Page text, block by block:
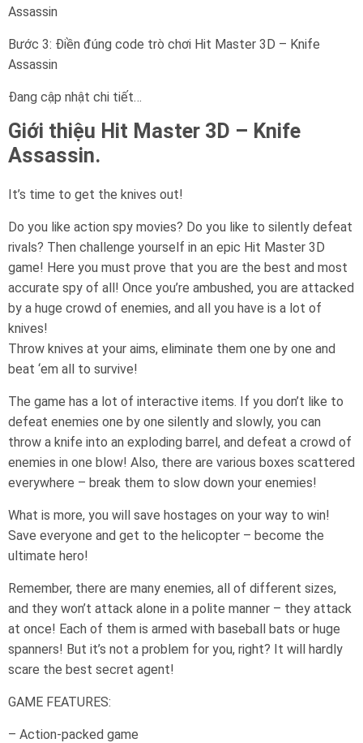
Assassin
Bước 3: Điền đúng code trò chơi Hit Master 3D – Knife
Assassin
Đang cập nhật chi tiết…
Giới thiệu Hit Master 3D – Knife
Assassin.
It’s time to get the knives out!
Do you like action spy movies? Do you like to silently defeat
rivals? Then challenge yourself in an epic Hit Master 3D
game! Here you must prove that you are the best and most
accurate spy of all! Once you’re ambushed, you are attacked
by a huge crowd of enemies, and all you have is a lot of
knives!
Throw knives at your aims, eliminate them one by one and
beat ‘em all to survive!
The game has a lot of interactive items. If you don’t like to
defeat enemies one by one silently and slowly, you can
throw a knife into an exploding barrel, and defeat a crowd of
enemies in one blow! Also, there are various boxes scattered
everywhere – break them to slow down your enemies!
What is more, you will save hostages on your way to win!
Save everyone and get to the helicopter – become the
ultimate hero!
Remember, there are many enemies, all of different sizes,
and they won’t attack alone in a polite manner – they attack
at once! Each of them is armed with baseball bats or huge
spanners! But it’s not a problem for you, right? It will hardly
scare the best secret agent!
GAME FEATURES:
– Action-packed game